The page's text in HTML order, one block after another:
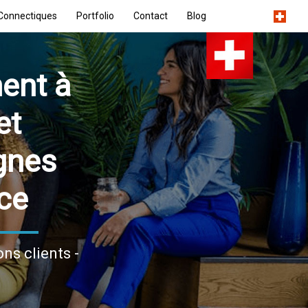
Portfolio Contact Blog
à
clients -